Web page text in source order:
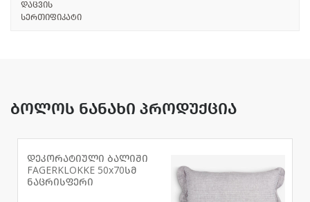
დაცვის
სერთიფიკატი
ბოლოს ნანახი პროდუქცია
დეკორატიული ბალიში
FAGERKLOKKE 50x70სმ
ნაცრისფერი